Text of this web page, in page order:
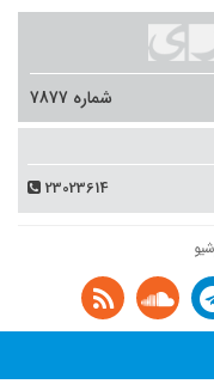
شماره 7877
23023614